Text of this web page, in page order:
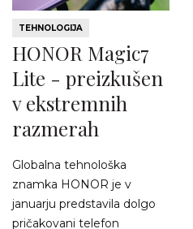
TEHNOLOGIJA
HONOR Magic7
Lite - preizkušen
v ekstremnih
razmerah
Globalna tehnološka
znamka HONOR je v
januarju predstavila dolgo
pričakovani telefon